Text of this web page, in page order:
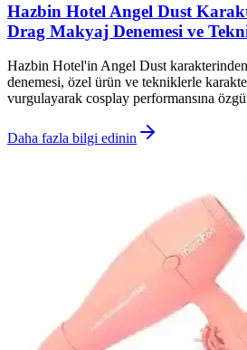
Hazbin Hotel Angel Dust
Drag Makyaj Denemesi ve
Hazbin Hotel'in Angel Dust
denemesi, özel ürün ve tekniklerle
vurgulayarak cosplay performansına
Daha fazla bilgi edinin